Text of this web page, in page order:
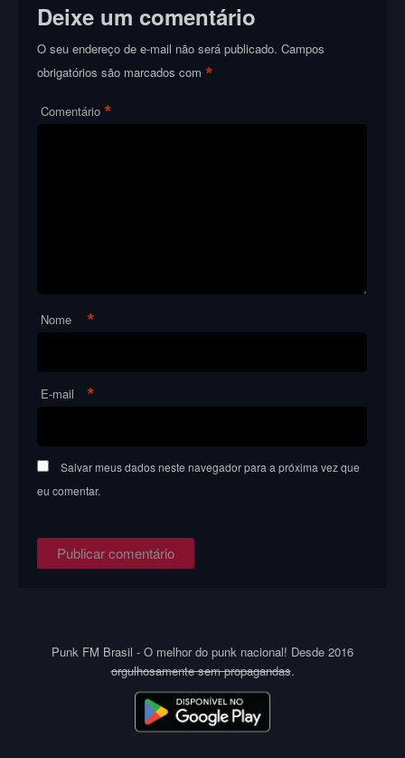
Deixe um comentário
O seu endereço de e-mail não será publicado. Campos
obrigatórios são marcados com*
Comentário *
Nome *
E-mail *
Salvar meus dados neste navegador para a próxima vez que
eu comentar.
Punk FM Brasil - O melhor do punk nacional! Desde 2016
orgulhosamente sem propagandas.